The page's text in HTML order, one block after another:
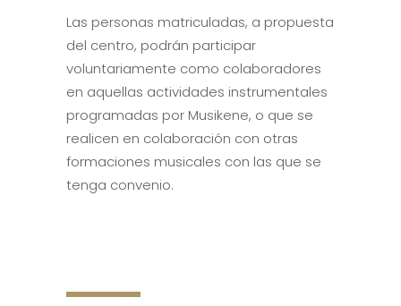
Las personas matriculadas, a propuesta
del centro, podrán participar
voluntariamente como colaboradores
en aquellas actividades instrumentales
programadas por Musikene, o que se
realicen en colaboración con otras
formaciones musicales con las que se
tenga convenio.